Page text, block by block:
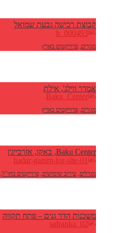
קבוצת רכישה גבעת שמואל
מגורים, פרוייקטים בארץ
אמדר ווילג', אילת
מגורים, פרוייקטים בארץ
Baku Center, באקו, אזרבייג'ן
מגדלים, עירוב שימושים, פרוייקטים בחו"ל,
משכנות הדר גנים – פתח תקווה